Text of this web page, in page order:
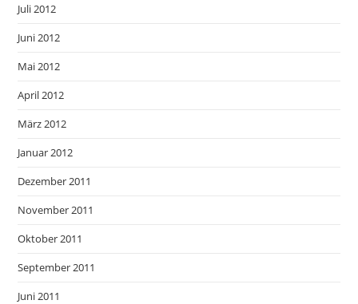
Juli 2012
Juni 2012
Mai 2012
April 2012
März 2012
Januar 2012
Dezember 2011
November 2011
Oktober 2011
September 2011
Juni 2011